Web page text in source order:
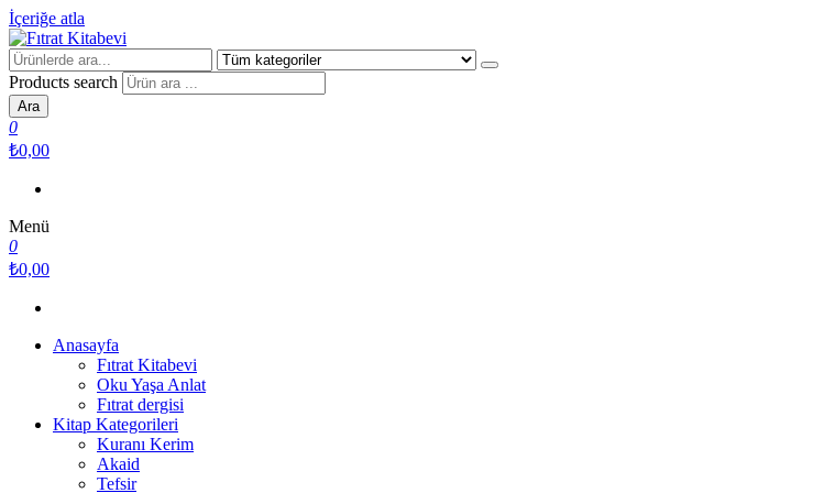
İçeriğe atla
Fıtrat Kitabevi
Oku Yaşa Anlat
Products search
Ara
0
₺0,00
Menü
0
₺0,00
Anasayfa
Fıtrat Kitabevi
Oku Yaşa Anlat
Fıtrat dergisi
Kitap Kategorileri
Kuranı Kerim
Akaid
Tefsir